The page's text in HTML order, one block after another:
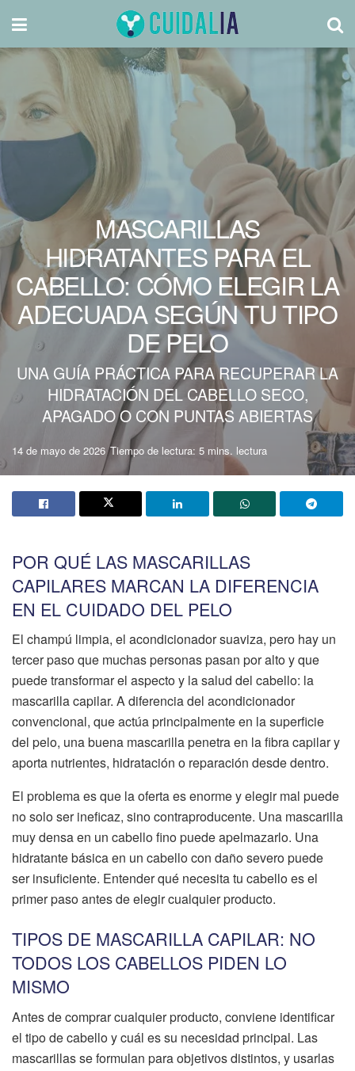
MASCARILLAS
HIDRATANTES PARA EL
CABELLO: CÓMO ELEGIR LA
ADECUADA SEGÚN TU TIPO
DE PELO
UNA GUÍA PRÁCTICA PARA RECUPERAR LA
HIDRATACIÓN DEL CABELLO SECO,
APAGADO O CON PUNTAS ABIERTAS
14 de mayo de 2026 Tiempo de lectura: 5 mins. lectura
POR QUÉ LAS MASCARILLAS
CAPILARES MARCAN LA DIFERENCIA
EN EL CUIDADO DEL PELO
El champú limpia, el acondicionador suaviza, pero hay un
tercer paso que muchas personas pasan por alto y que
puede transformar el aspecto y la salud del cabello: la
mascarilla capilar. A diferencia del acondicionador
convencional, que actúa principalmente en la superficie
del pelo, una buena mascarilla penetra en la fibra capilar y
aporta nutrientes, hidratación o reparación desde dentro.
El problema es que la oferta es enorme y elegir mal puede
no solo ser ineficaz, sino contraproducente. Una mascarilla
muy densa en un cabello fino puede apelmazarlo. Una
hidratante básica en un cabello con daño severo puede
ser insuficiente. Entender qué necesita tu cabello es el
primer paso antes de elegir cualquier producto.
TIPOS DE MASCARILLA CAPILAR: NO
TODOS LOS CABELLOS PIDEN LO
MISMO
Antes de comprar cualquier producto, conviene identificar
el tipo de cabello y cuál es su necesidad principal. Las
mascarillas se formulan para objetivos distintos, y usarlas